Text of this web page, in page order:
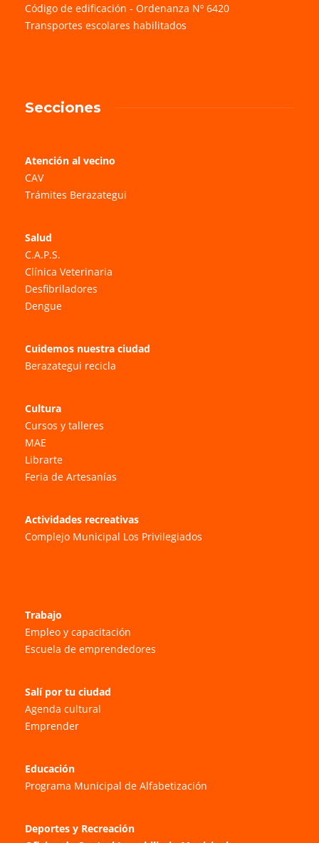
Código de edificación - Ordenanza Nº 6420
Transportes escolares habilitados
Secciones
Atención al vecino
CAV
Trámites Berazategui
Salud
C.A.P.S.
Clínica Veterinaria
Desfibriladores
Dengue
Cuidemos nuestra ciudad
Berazategui recicla
Cultura
Cursos y talleres
MAE
Librarte
Feria de Artesanías
Actividades recreativas
Complejo Municipal Los Privilegiados
Trabajo
Empleo y capacitación
Escuela de emprendedores
Salí por tu ciudad
Agenda cultural
Emprender
Educación
Programa Municipal de Alfabetización
Deportes y Recreación